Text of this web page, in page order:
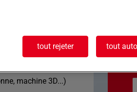
vous êtes
production.
machine 3D...)
tout rejeter tout